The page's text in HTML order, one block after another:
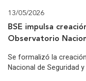
13/05/2026
BSE impulsa
Observatorio
Se formalizó la
Nacional de Seguridad